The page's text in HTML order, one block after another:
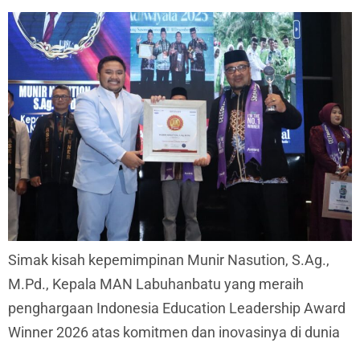
Simak kisah kepemimpinan Munir Nasution, S.Ag.,
M.Pd., Kepala MAN Labuhanbatu yang meraih
penghargaan Indonesia Education Leadership Award
Winner 2026 atas komitmen dan inovasinya di dunia